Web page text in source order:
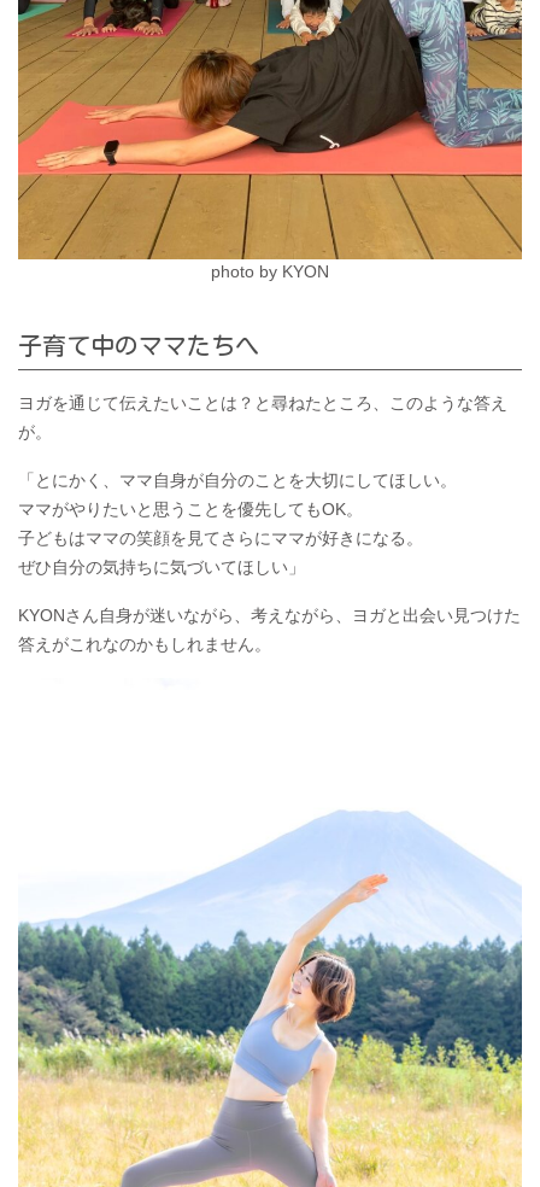
photo by KYON
子育て中のママたちへ
ヨガを通じて伝えたいことは？と尋ねたところ、このような答え
が。
「とにかく、ママ自身が自分のことを大切にしてほしい。
ママがやりたいと思うことを優先してもOK。
子どもはママの笑顔を見てさらにママが好きになる。
ぜひ自分の気持ちに気づいてほしい」
KYONさん自身が迷いながら、考えながら、ヨガと出会い見つけた
答えがこれなのかもしれません。